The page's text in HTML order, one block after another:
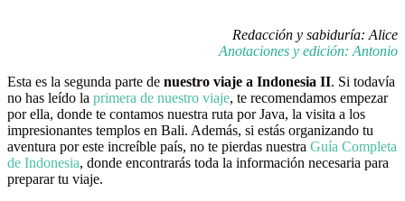
Redacción y sabiduría: Alice
Anotaciones y edición: Antonio
Esta es la segunda parte de nuestro viaje a Indonesia II. Si todavía
no has leído la primera de nuestro viaje, te recomendamos empezar
por ella, donde te contamos nuestra ruta por Java, la visita a los
impresionantes templos en Bali. Además, si estás organizando tu
aventura por este increíble país, no te pierdas nuestra Guía Completa
de Indonesia, donde encontrarás toda la información necesaria para
preparar tu viaje.